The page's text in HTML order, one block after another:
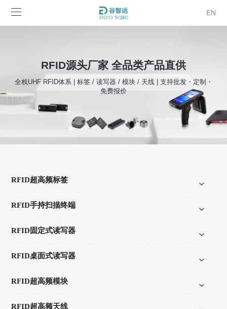
EN
RFID源头厂家 全品类产品直供
全栈UHF RFID体系 | 标签 / 读写器 / 模块 / 天线 | 支持批发・定制・
免费报价
RFID超高频标签
RFID手持扫描终端
RFID固定式读写器
RFID桌面式读写器
RFID超高频模块
RFID超高频天线